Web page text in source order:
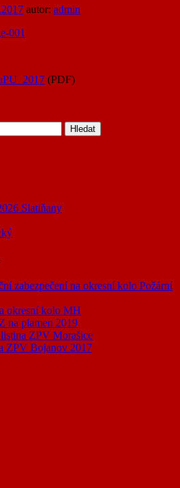
autor: admin
(PDF)
Slatiňany
zabezpečení na okresní kolo Požární
okresní kolo MH
na plamen 2019
ZPV Morašice
ZPV Bojanov 2017